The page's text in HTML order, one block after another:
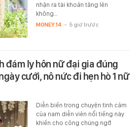
nhận ra tài khoản tăng lên
không…
MONEY.14 - 5 giờ trước
đám ly hôn nữ đại gia đúng
cưới, nô nức đi hẹn hò 1 nữ
Diễn biến trong chuyện tình cảm
của nam diễn viên nổi tiếng này
khiến cho công chúng ngỡ